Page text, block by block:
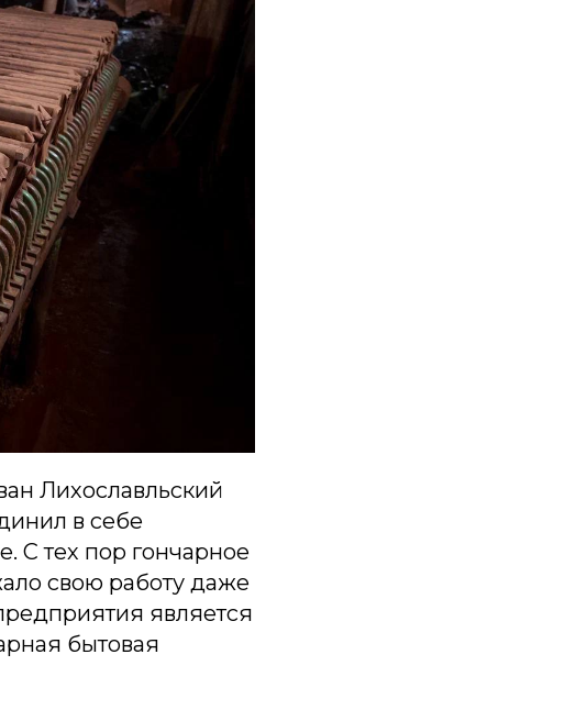
Лихославльский
в себе
С тех пор гончарное
свою работу даже
является
бытовая